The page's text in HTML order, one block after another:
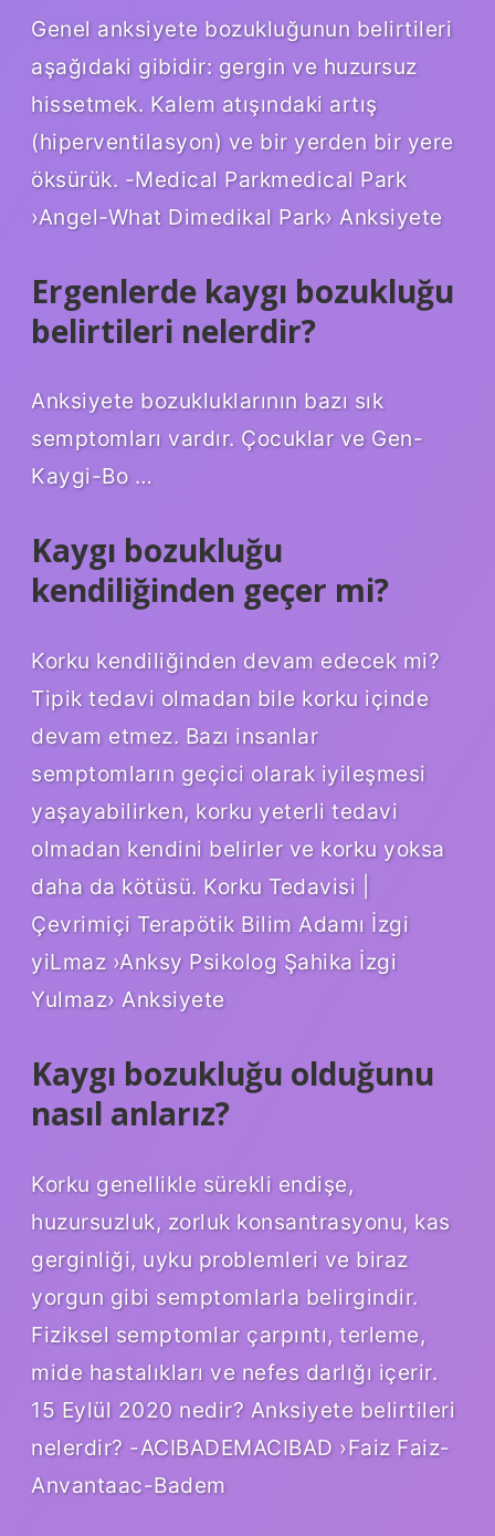
Genel anksiyete bozukluğunun belirtileri
aşağıdaki gibidir: gergin ve huzursuz
hissetmek. Kalem atışındaki artış
(hiperventilasyon) ve bir yerden bir yere
öksürük. -Medical Parkmedical Park
›Angel-What Dimedikal Park› Anksiyete
Ergenlerde kaygı bozukluğu
belirtileri nelerdir?
Anksiyete bozukluklarının bazı sık
semptomları vardır. Çocuklar ve Gen-
Kaygi-Bo …
Kaygı bozukluğu
kendiliğinden geçer mi?
Korku kendiliğinden devam edecek mi?
Tipik tedavi olmadan bile korku içinde
devam etmez. Bazı insanlar
semptomların geçici olarak iyileşmesi
yaşayabilirken, korku yeterli tedavi
olmadan kendini belirler ve korku yoksa
daha da kötüsü. Korku Tedavisi |
Çevrimiçi Terapötik Bilim Adamı İzgi
yiLmaz ›Anksy Psikolog Şahika İzgi
Yulmaz› Anksiyete
Kaygı bozukluğu olduğunu
nasıl anlarız?
Korku genellikle sürekli endişe,
huzursuzluk, zorluk konsantrasyonu, kas
gerginliği, uyku problemleri ve biraz
yorgun gibi semptomlarla belirgindir.
Fiziksel semptomlar çarpıntı, terleme,
mide hastalıkları ve nefes darlığı içerir.
15 Eylül 2020 nedir? Anksiyete belirtileri
nelerdir? -ACIBADEMACIBAD ›Faiz Faiz-
Anvantaac-Badem